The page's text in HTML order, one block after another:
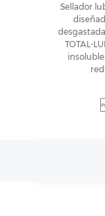
Sellador
TOTAL-